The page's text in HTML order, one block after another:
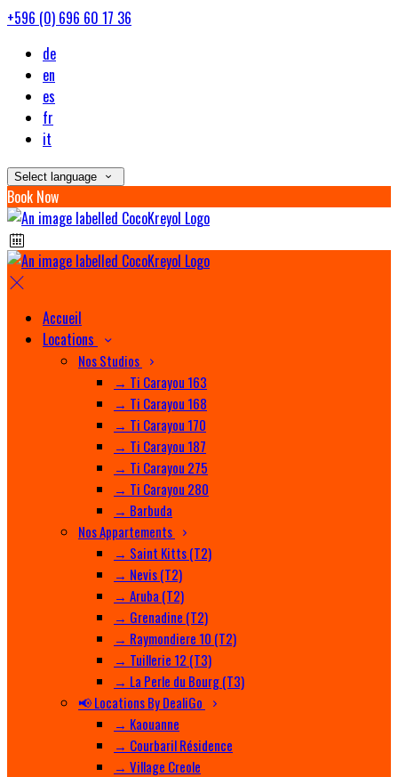
+596 (0) 696 60 17 36
de
en
es
fr
it
Select language
Book Now
Accueil
Locations
Nos Studios
→ Ti Carayou 163
→ Ti Carayou 168
→ Ti Carayou 170
→ Ti Carayou 187
→ Ti Carayou 275
→ Ti Carayou 280
→ Barbuda
Nos Appartements
→ Saint Kitts (T2)
→ Nevis (T2)
→ Aruba (T2)
→ Grenadine (T2)
→ Raymondiere 10 (T2)
→ Tuillerie 12 (T3)
→ La Perle du Bourg (T3)
📢 Locations By DealiGo
→ Kaouanne
→ Courbaril Résidence
→ Village Creole